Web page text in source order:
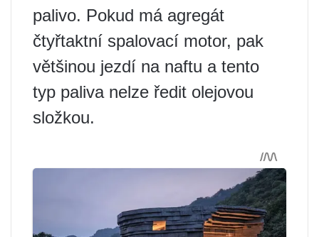
palivo. Pokud má agregát
čtyřtaktní spalovací motor, pak
většinou jezdí na naftu a tento
typ paliva nelze ředit olejovou
složkou.